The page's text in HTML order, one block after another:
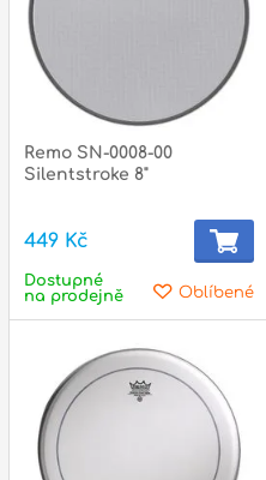
Remo SN-0008-00
Silentstroke 8"
449 Kč
Oblíbené
Dostupné
na prodejně